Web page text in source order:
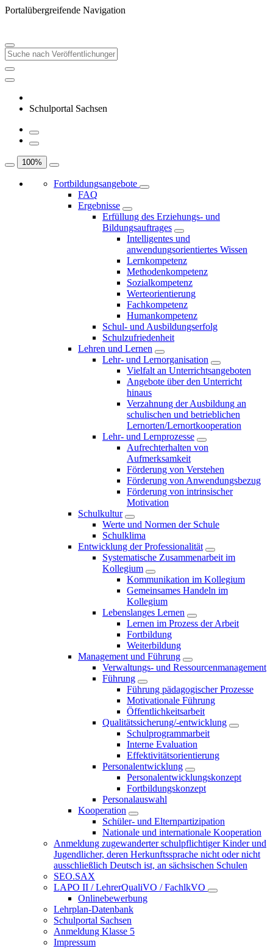
Portalübergreifende Navigation
Schulportal Sachsen
100%
Fortbildungsangebote
FAQ
Ergebnisse
Erfüllung des Erziehungs- und
Bildungsauftrages
Intelligentes und
anwendungsorientiertes Wissen
Lernkompetenz
Methodenkompetenz
Sozialkompetenz
Werteorientierung
Fachkompetenz
Humankompetenz
Schul- und Ausbildungserfolg
Schulzufriedenheit
Lehren und Lernen
Lehr- und Lernorganisation
Vielfalt an Unterrichtsangeboten
Angebote über den Unterricht
hinaus
Verzahnung der Ausbildung an
schulischen und betrieblichen
Lernorten/Lernortkooperation
Lehr- und Lernprozesse
Aufrechterhalten von
Aufmerksamkeit
Förderung von Verstehen
Förderung von Anwendungsbezug
Förderung von intrinsischer
Motivation
Schulkultur
Werte und Normen der Schule
Schulklima
Entwicklung der Professionalität
Systematische Zusammenarbeit im
Kollegium
Kommunikation im Kollegium
Gemeinsames Handeln im
Kollegium
Lebenslanges Lernen
Lernen im Prozess der Arbeit
Fortbildung
Weiterbildung
Management und Führung
Verwaltungs- und Ressourcenmanagement
Führung
Führung pädagogischer Prozesse
Motivationale Führung
Öffentlichkeitsarbeit
Qualitätssicherung/-entwicklung
Schulprogrammarbeit
Interne Evaluation
Effektivitätsorientierung
Personalentwicklung
Personalentwicklungskonzept
Fortbildungskonzept
Personalauswahl
Kooperation
Schüler- und Elternpartizipation
Nationale und internationale Kooperation
Anmeldung zugewanderter schulpflichtiger Kinder und
Jugendlicher, deren Herkunftssprache nicht oder nicht
ausschließlich Deutsch ist, an sächsischen Schulen
SEO.SAX
LAPO II / LehrerQualiVO / FachlkVO
Onlinebewerbung
Lehrplan-Datenbank
Schulportal Sachsen
Anmeldung Klasse 5
Impressum